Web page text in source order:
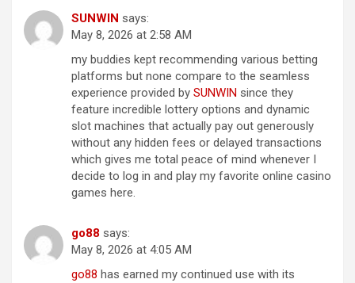
SU​N​W​IN says:
May 8, 2026 at 2:58 AM
my buddies kept recommending various betting
platforms but none compare to the seamless
experience provided by SUNWIN since they
feature incredible lottery options and dynamic
slot machines that actually pay out generously
without any hidden fees or delayed transactions
which gives me total peace of mind whenever I
decide to log in and play my favorite online casino
games here.
g​o​8​8 says:
May 8, 2026 at 4:05 AM
g​o8​8 has earned my continued use with its